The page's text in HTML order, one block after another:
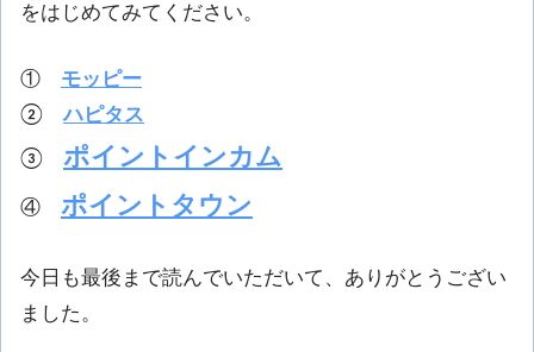
をはじめてみてください。
① モッピー
②ハピタス
③ ポイントインカム
④ ポイントタウン
今日も最後まで読んでいただいて、ありがとうござい
ました。